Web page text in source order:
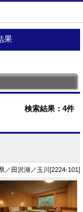
果
検索結果： 4件
／田沢湖／玉川[2224-101]